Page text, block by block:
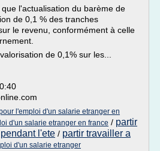
l'actualisation du barème de
de 0,1 % des tranches
le revenu, conformément à celle
de 0,1% sur les...
l'emploi d'un salarie etranger en
d'un salarie etranger en france / partir
l'ete / partir travailler a
d'un salarie etranger